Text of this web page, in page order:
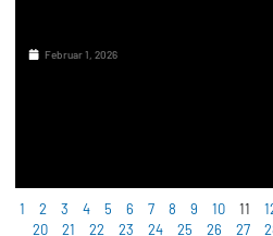
Februar 1, 2026
1 2 3 4 5 6 7 8 9 10 11
20
21 22 23 24 25 26 27